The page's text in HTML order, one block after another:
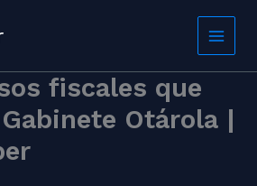
fiscales que
Otárola |